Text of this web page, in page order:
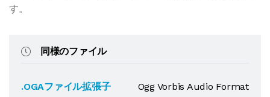
す。
同様のファイル
.OGAファイル拡張子
Ogg Vorbis Audio Format